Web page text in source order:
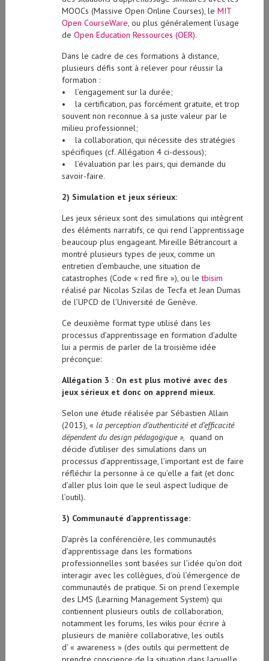
MOOCs (Massive Open Online Courses), le MIT
Open CourseWare, ou plus généralement l’usage
de Open Education Ressources (OER).
Dans le cadre de ces formations à distance,
plusieurs défis sont à relever pour réussir la
formation :
• l’engagement sur la durée;
• la certification, pas forcément gratuite, et trop
souvent non reconnue à sa juste valeur par le
milieu professionnel;
• la collaboration, qui nécessite des stratégies
spécifiques (cf. Allégation 4 ci-dessous);
• l’évaluation par les pairs, qui demande du
savoir-faire.
2) Simulation et jeux sérieux:
Les jeux sérieux sont des simulations qui intègrent
des éléments narratifs, ce qui rend l’apprentissage
beaucoup plus engageant. Mireille Bétrancourt a
montré plusieurs types de jeux, comme un
entretien d’embauche, une situation de
catastrophes (Code « red fire »), ou letbisim
réalisé par Nicolas Szilas de Tecfa et Jean Dumas
de l’UPCD de l’Université de Genève.
Ce deuxième format type utilisé dans les
processus d’apprentissage en formation d’adulte
lui a permis de parler de la troisième idée
préconçue:
Allégation 3 : On est plus motivé avec des
jeux sérieux et donc on apprend mieux.
Selon une étude réalisée par Sébastien Allain
(2013), « la perception d’authenticité et d’efficacité
dépendent du design pédagogique », quand on
décide d’utiliser des simulations dans un
processus d’apprentissage, l’important est de faire
réfléchir la personne à ce qu’elle a fait (et donc
d’aller plus loin que le seul aspect ludique de
l’outil).
3) Communauté d’apprentissage:
D’après la conférencière, les communautés
d’apprentissage dans les formations
professionnelles sont basées sur l’idée qu’on doit
interagir avec les collègues, d’où l’émergence de
communautés de pratique. Si on prend l’exemple
des LMS (Learning Management System) qui
contiennent plusieurs outils de collaboration,
notamment les forums, les wikis pour écrire à
plusieurs de manière collaborative, les outils
d’ « awareness » (des outils qui permettent de